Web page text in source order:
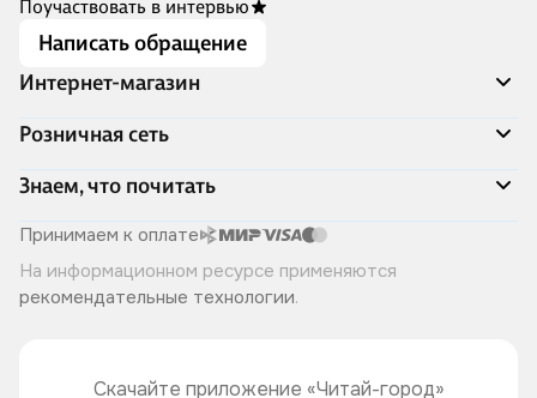
Поучаствовать в интервью
Написать обращение
Интернет-магазин
Акции
Доставка и оплата
Программа лояльности
Подарочные сертификаты
Правила продажи
Политика конфиденциальности
Розничная сеть
Адреса магазинов
Книжный Дозор
О компании
Читай-город для бизнеса
Хотите у нас работать?
Знаем, что почитать
Скоро в продаже
Лучшие из лучших
Читай-журнал
Принимаем к оплате
На информационном ресурсе применяются
рекомендательные технологии.
Скачайте приложение «Читай-город»